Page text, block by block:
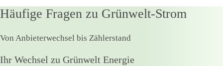
Häufige Fragen zu Grünwelt-Strom
Von Anbieterwechsel bis Zählerstand
Ihr Wechsel zu Grünwelt Energie